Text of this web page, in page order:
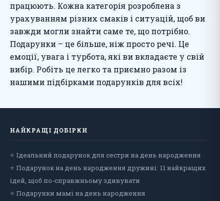
працюють. Кожна категорія розроблена з
урахуванням різних смаків і ситуацій, щоб ви
завжди могли знайти саме те, що потрібно.
Подарунки – це більше, ніж просто речі. Це
емоції, увага і турбота, які ви вкладаєте у свій
вибір. Робіть це легко та приємно разом із
нашими підбірками подарунків для всіх!
НАЙКРАЩІ ДОБІРКИ
⭐ Ідеальний подарунок для сестри на день народження
⭐ Подарунок на день народження дружині: 11 найкращих
ідей, щоб по-справжньому здивувати
⭐ Подарунки мамі на день народження